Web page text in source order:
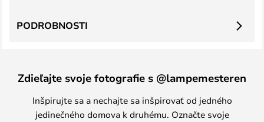
PODROBNOSTI
Zdieľajte svoje fotografie s @lampemesteren
Inšpirujte sa a nechajte sa inšpirovať od jedného
jedinečného domova k druhému. Označte svoje